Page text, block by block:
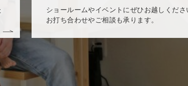
ショールームやイベントにぜひお越しくださ
お打ち合わせやご相談も承ります。